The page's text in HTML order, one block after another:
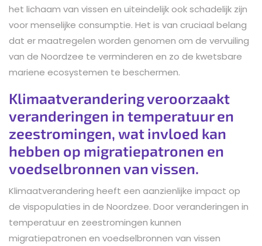
het lichaam van vissen en uiteindelijk ook schadelijk zijn
voor menselijke consumptie. Het is van cruciaal belang
dat er maatregelen worden genomen om de vervuiling
van de Noordzee te verminderen en zo de kwetsbare
mariene ecosystemen te beschermen.
Klimaatverandering veroorzaakt
veranderingen in temperatuur en
zeestromingen, wat invloed kan
hebben op migratiepatronen en
voedselbronnen van vissen.
Klimaatverandering heeft een aanzienlijke impact op
de vispopulaties in de Noordzee. Door veranderingen in
temperatuur en zeestromingen kunnen
migratiepatronen en voedselbronnen van vissen